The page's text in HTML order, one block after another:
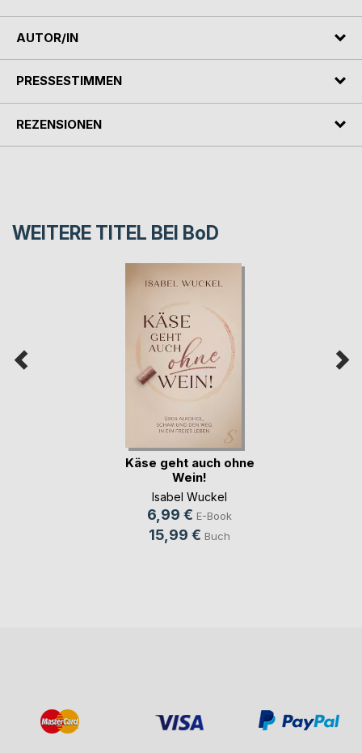
AUTOR/IN
PRESSESTIMMEN
REZENSIONEN
WEITERE TITEL BEI BoD
Käse geht auch ohne
Wein!
Isabel Wuckel
6,99 € E-Book
15,99 € Buch